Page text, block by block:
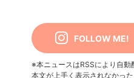
FOLLOW ME!
※本ニュースはRSSにより自動
本文が上手く表示されなかっ